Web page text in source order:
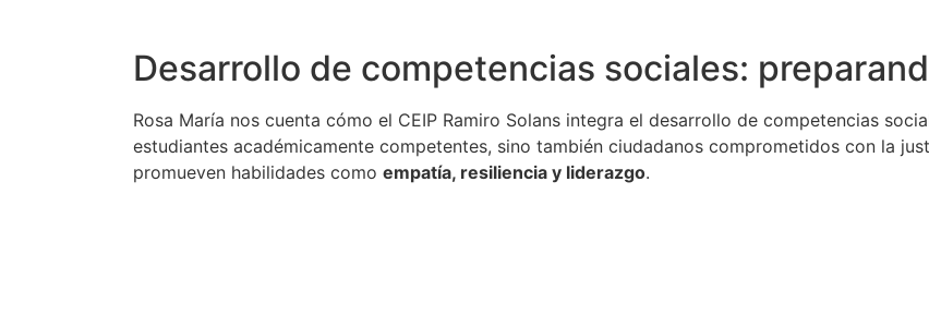
Desarrollo de competencias sociales:
Rosa María nos cuenta cómo el CEIP Ramiro Solans integra el desarrollo de competencias
estudiantes académicamente competentes, sino también ciudadanos comprometidos con la
promueven habilidades como empatía, resiliencia y liderazgo.